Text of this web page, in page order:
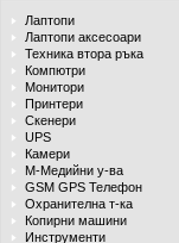
Лаптопи
Лаптопи аксесоари
Техника втора ръка
Компютри
Монитори
Принтери
Скенери
UPS
Камери
М-Медийни у-ва
GSM GPS Телефон
Охранителна т-ка
Копирни машини
Инструменти